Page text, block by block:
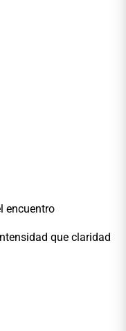
encuentro
que claridad